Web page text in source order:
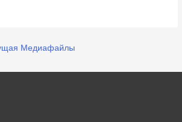
Медиафайлы